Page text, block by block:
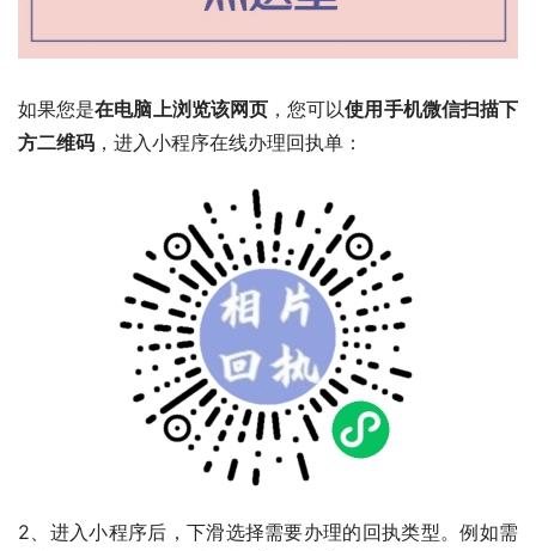
如果您是在电脑上浏览该网页 ，您可以使用手机微信扫描下
方二维码 ，进入小程序在线办理回执单：
2、进入小程序后，下滑选择需要办理的回执类型。例如需